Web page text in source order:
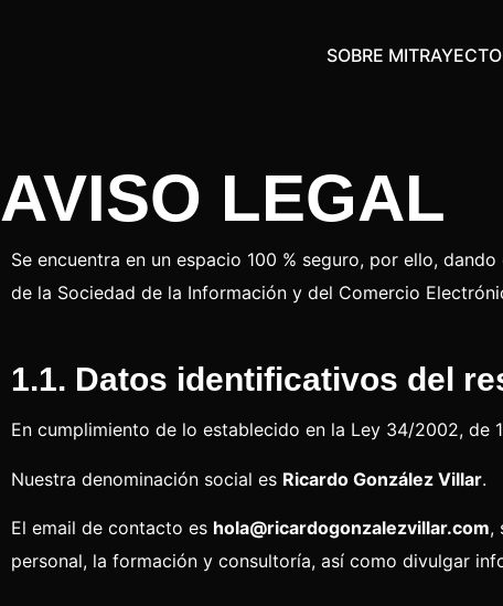
SOBRE MI
AVISO LEGAL
Se encuentra en un espacio 100 % seguro, por ello,
de la Sociedad de la Información y del Comercio
1.1. Datos identificativos del
En cumplimiento de lo establecido en la Ley 34/2002, de
Nuestra denominación social es Ricardo González Villar.
El email de contacto es hola@ricardogonzalezvillar.com,
personal, la formación y consultoría, así como divulgar